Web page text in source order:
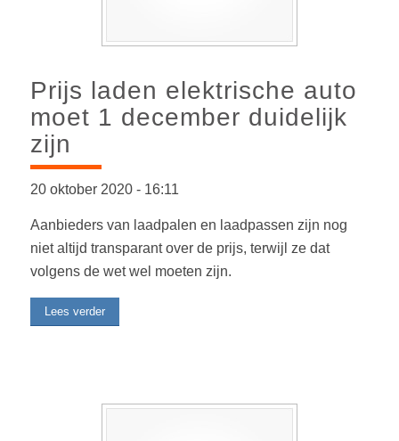
Prijs laden elektrische auto
moet 1 december duidelijk
zijn
20 oktober 2020 -16:11
Aanbieders van laadpalen en laadpassen zijn nog
niet altijd transparant over de prijs, terwijl ze dat
volgens de wet wel moeten zijn.
Lees verder